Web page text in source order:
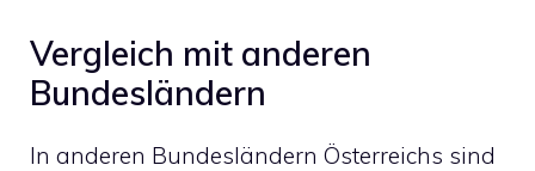
Vergleich mit anderen
Bundesländern
In anderen Bundesländern Österreichs sind